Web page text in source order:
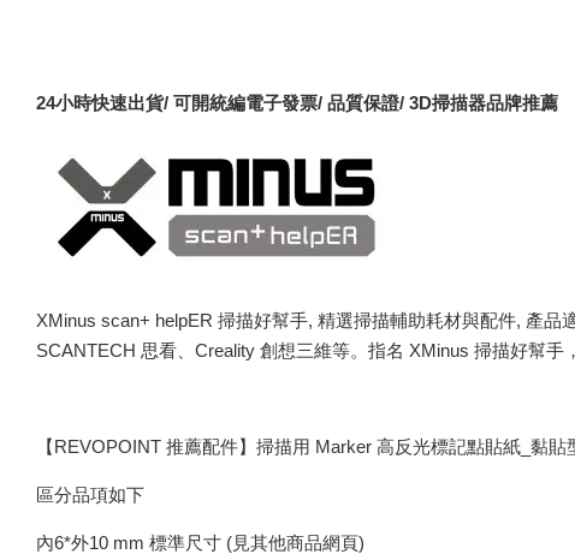
24小時快速出貨/ 可開統編電子發票/ 品質保證/ 3D掃描器品牌推薦
XMinus scan+ helpER 掃描好幫手, 精選掃描輔助耗材與配件, 產
SCANTECH 思看、Creality 創想三維等。指名 XMinus 掃描好幫手
【REVOPOINT 推薦配件】掃描用 Marker 高反光標記點貼紙_黏貼
區分品項如下
內6*外10 mm 標準尺寸 (見其他商品網頁)